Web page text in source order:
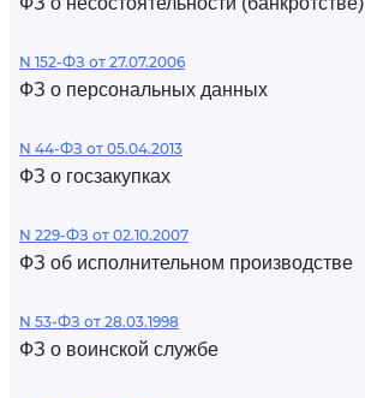
N 152-ФЗ от 27.07.2006
ФЗ о персональных данных
N 44-ФЗ от 05.04.2013
ФЗ о госзакупках
N 229-ФЗ от 02.10.2007
ФЗ об исполнительном производстве
N 53-ФЗ от 28.03.1998
ФЗ о воинской службе